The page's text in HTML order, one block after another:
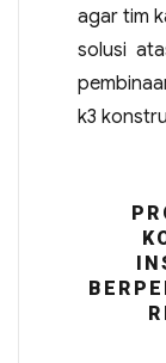
agar tim
solusi
k3